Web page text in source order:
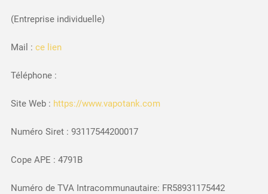
(Entreprise individuelle)
Mail : ce lien
Téléphone :
Site Web : https://www.vapotank.com
Numéro Siret : 93117544200017
Cope APE : 4791B
Numéro de TVA Intracommunautaire: FR58931175442